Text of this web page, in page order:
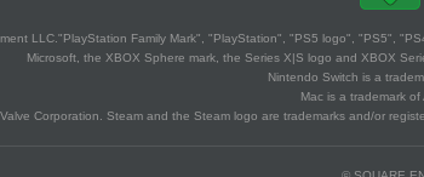
LLC."PlayStation Family Mark", "PlayStation", "PS5 logo", "PS5",
Microsoft, the XBOX Sphere mark, the Series X|S logo and XBOX
Nintendo Switch is a
Mac is a trademark of
Corporation. Steam and the Steam logo are trademarks and/or